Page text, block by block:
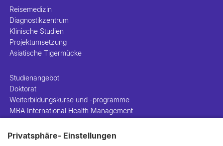
Privatsphäre- Einstellungen
Reisemedizin
Diagnostikzentrum
Klinische Studien
Projektumsetzung
Asiatische Tigermücke
Studienangebot
Doktorat
Weiterbildungskurse und -programme
MBA International Health Management